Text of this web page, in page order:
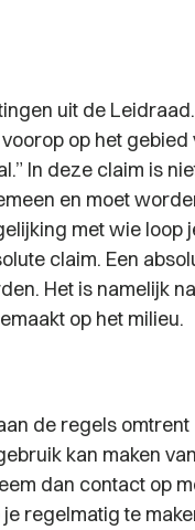
uit de Leidraad.
op het gebied
In deze claim is
en moet
met wie loop
claim. Een
Het is namelijk
op het milieu.
de regels omtrent
kan maken van
dan contact op
regelmatig te